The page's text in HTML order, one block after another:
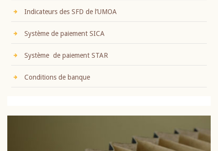
Indicateurs des SFD de l’UMOA
Système de paiement SICA
Système de paiement STAR
Conditions de banque